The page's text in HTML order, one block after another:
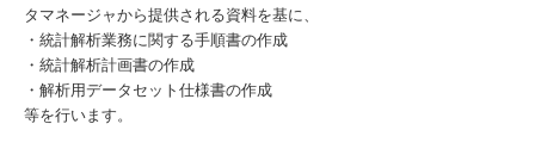
タマネージャから提供される資料を基に、
・統計解析業務に関する手順書の作成
・統計解析計画書の作成
・解析用データセット仕様書の作成
等を行います。